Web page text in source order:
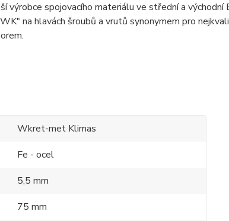
spojovacího materiálu ve střední a východní
na hlavách šroubů a vrutů synonymem pro
Wkret-met Klimas
Fe - ocel
5,5 mm
75 mm